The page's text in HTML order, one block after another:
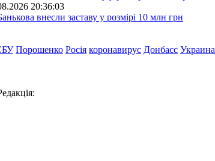
20:36:03
внесли заставу у розмірі 10 млн грн
Порошенко Росія коронавирус Донбасс Украина